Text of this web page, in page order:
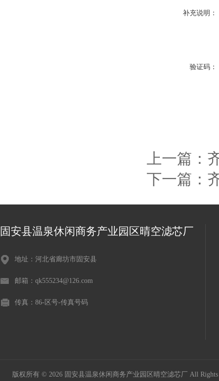
补充说明：
验证码：
上一篇：
下一篇：
固安县温泉休闲商务产业园区晴空滤芯厂
地址：河北省廊坊市固安县
邮箱：qk555234@126.com
传真：86-区号-传真号码
版权所有 © 2026 固安县温泉休闲商务产业园区晴空滤芯厂 All